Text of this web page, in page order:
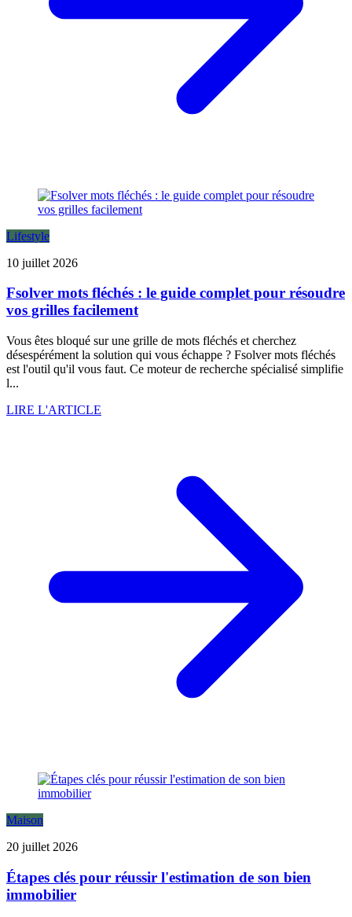
Lifestyle
10 juillet 2026
Fsolver mots fléchés : le guide complet pour résoudre
vos grilles facilement
Vous êtes bloqué sur une grille de mots fléchés et cherchez
désespérément la solution qui vous échappe ? Fsolver mots fléchés
est l'outil qu'il vous faut. Ce moteur de recherche spécialisé simplifie
l...
LIRE L'ARTICLE
Maison
20 juillet 2026
Étapes clés pour réussir l'estimation de son bien
immobilier